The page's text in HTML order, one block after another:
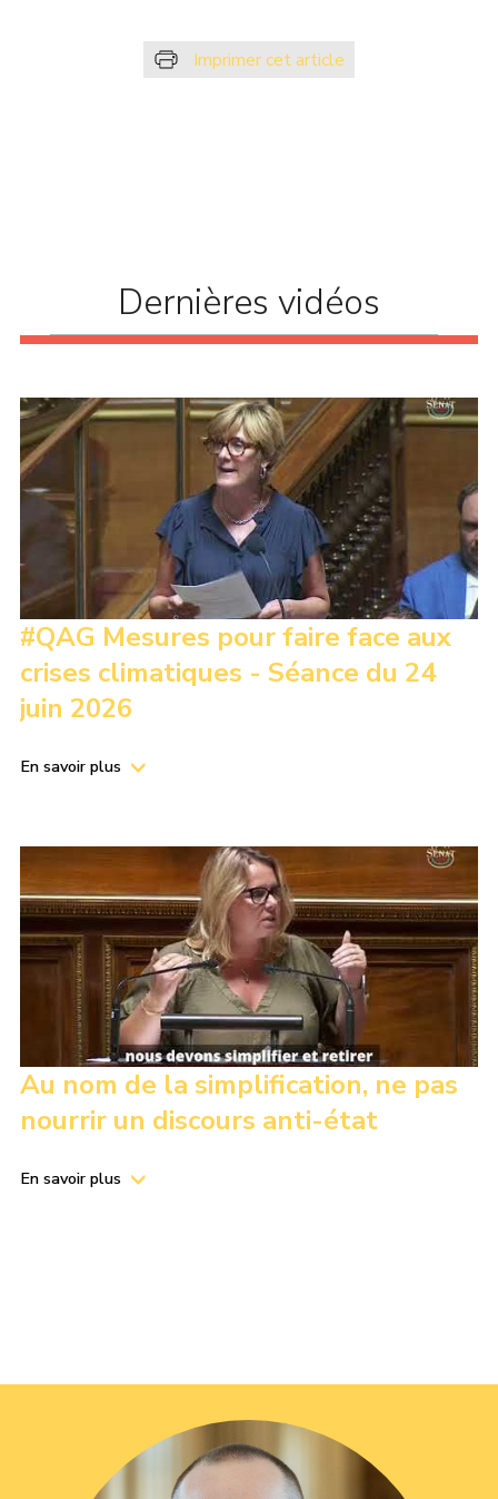
Imprimer cet article
Dernières vidéos
#QAG Mesures pour faire face aux
crises climatiques - Séance du 24
juin 2026
En savoir plus
Au nom de la simplification, ne pas
nourrir un discours anti-état
En savoir plus